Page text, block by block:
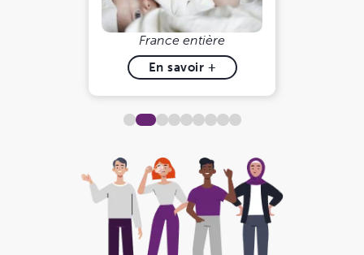
France entière
En savoir +